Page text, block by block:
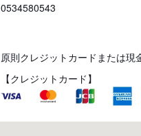
0534580543
原則クレジットカードまたは現
【クレジットカード】